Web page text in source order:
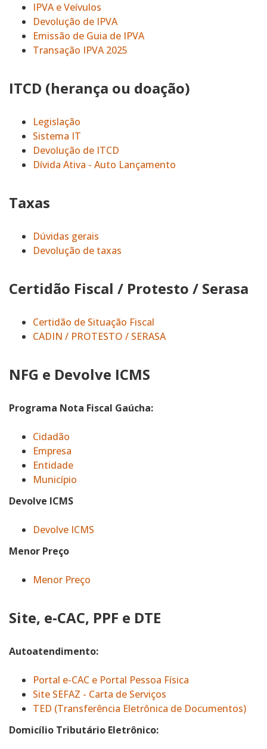
IPVA e Veívulos
Devolução de IPVA
Emissão de Guia de IPVA
Transação IPVA 2025
ITCD (herança ou doação)
Legislação
Sistema IT
Devolução de ITCD
Dívida Ativa - Auto Lançamento
Taxas
Dúvidas gerais
Devolução de taxas
Certidão Fiscal / Protesto / Serasa
Certidão de Situação Fiscal
CADIN / PROTESTO / SERASA
NFG e Devolve ICMS
Programa Nota Fiscal Gaúcha:
Cidadão
Empresa
Entidade
Município
Devolve ICMS
Devolve ICMS
Menor Preço
Menor Preço
Site, e-CAC, PPF e DTE
Autoatendimento:
Portal e-CAC e Portal Pessoa Física
Site SEFAZ - Carta de Serviços
TED (Transferência Eletrônica de Documentos)
Domicílio Tributário Eletrônico: